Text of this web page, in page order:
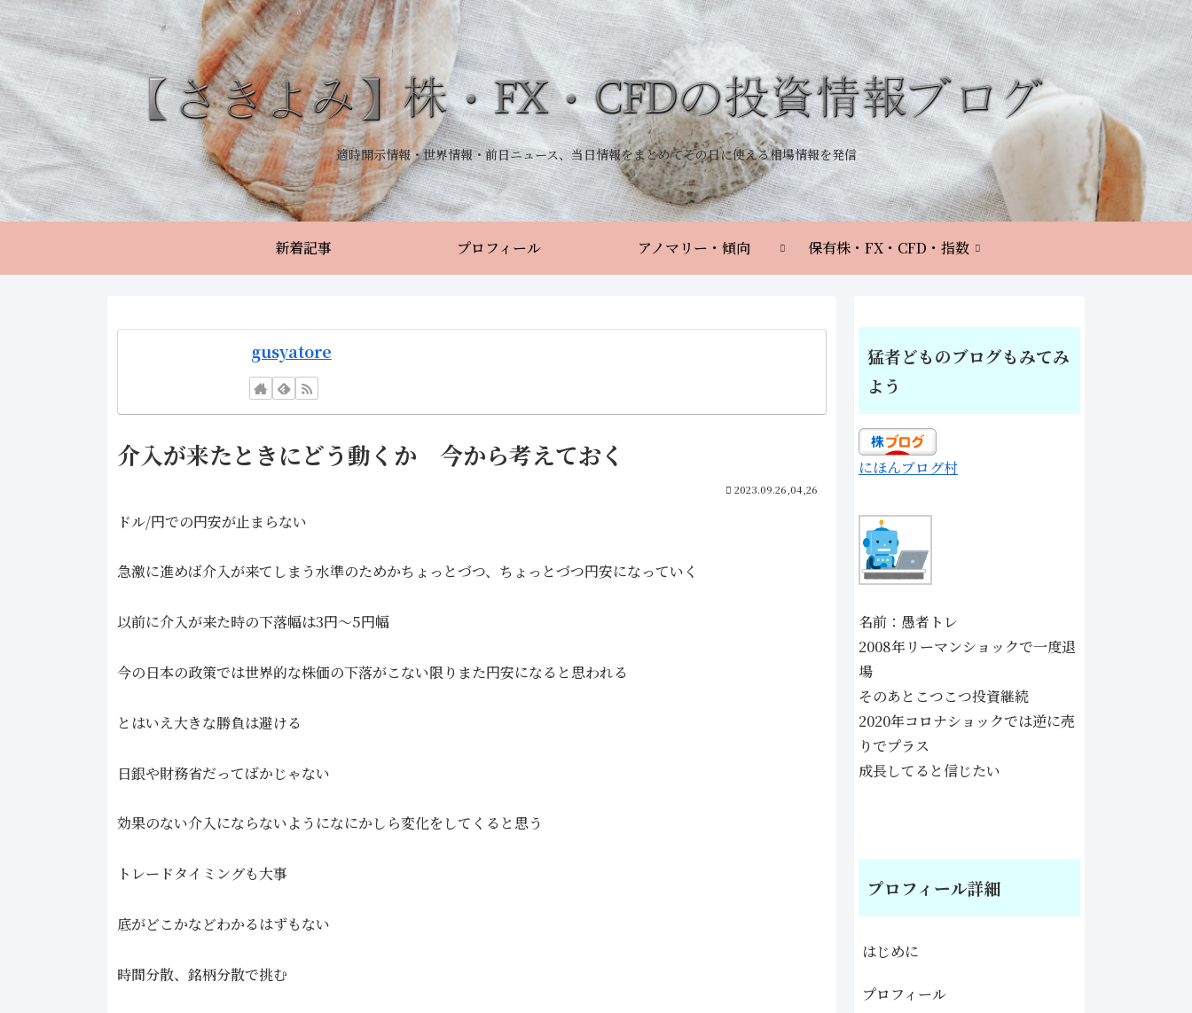
適時開示情報・世界情報・前日ニュース、当日情報をまとめてその日に使える相場情報を発信
新着記事 プロフィール アノマリー・傾向 保有株・FX・CFD・指数
gusyatore
介入が来たときにどう動くか 今から考えておく
2023.09.26,04,26
ドル/円での円安が止まらない
急激に進めば介入が来てしまう水準のためかちょっとづつ、ちょっとづつ円安になっていく
以前に介入が来た時の下落幅は3円～5円幅
今の日本の政策では世界的な株価の下落がこない限りまた円安になると思われる
とはいえ大きな勝負は避ける
日銀や財務省だってばかじゃない
効果のない介入にならないようになにかしら変化をしてくると思う
トレードタイミングも大事
底がどこかなどわかるはずもない
時間分散、銘柄分散で挑む
猛者どものブログもみてみ
よう
にほんブログ村
名前：愚者トレ
2008年リーマンショックで一度退
場
そのあとこつこつ投資継続
2020年コロナショックでは逆に売
りでプラス
成長してると信じたい
プロフィール詳細
はじめに
プロフィール